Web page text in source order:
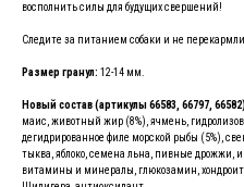
восполнить силы для будущих свершений!
Следите за питанием собаки и не
Размер гранул: 12-14 мм.
Новый состав (артикулы 66583, 66797,
маис, животный жир (8%), ячмень,
дегидрированное филе морской рыбы (5%),
тыква, яблоко, семена льна, пивные дрожжи,
витамины и минералы, глюкозамин,